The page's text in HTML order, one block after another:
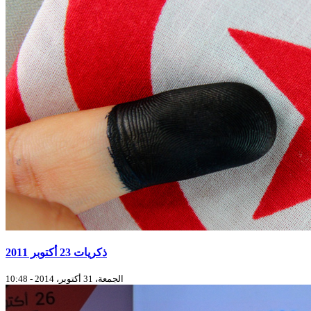
ذكريات 23 أكتوبر 2011
الجمعة، 31 أكتوبر، 2014 - 10:48